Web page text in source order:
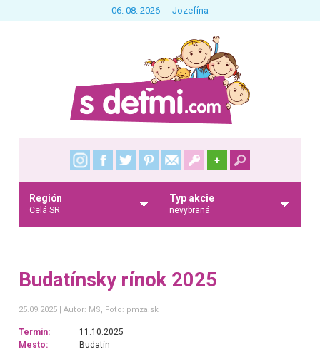
06. 08. 2026 Jozefína
+
Región
Celá SR
Typ akcie
nevybraná
Budatínsky rínok 2025
25.09.2025 Autor: MS, Foto: pmza.sk
Termín:
11.10.2025
Mesto:
Budatín